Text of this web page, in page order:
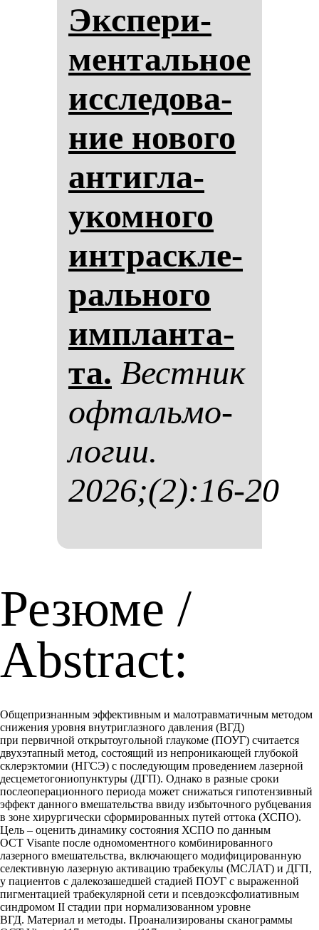
Эк­спе­ри­
мен­таль­ное
ис­сле­до­ва­
ние но­во­го
ан­тиг­ла­
уком­но­го
ин­траскле­
раль­но­го
им­план­та­
та. Вес­тник
оф­таль­мо­
ло­гии.
2026;(2):16-20
Резюме /
Abstract:
Общепризнанным эффективным и малотравматичным методом
снижения уровня внутриглазного давления (ВГД)
при первичной открытоугольной глаукоме (ПОУГ) считается
двухэтапный метод, состоящий из непроникающей глубокой
склерэктомии (НГСЭ) с последующим проведением лазерной
десцеметогониопунктуры (ДГП). Однако в разные сроки
послеоперационного периода может снижаться гипотензивный
эффект данного вмешательства ввиду избыточного рубцевания
в зоне хирургически сформированных путей оттока (ХСПО).
Цель – оценить динамику состояния ХСПО по данным
ОСТ Visante после одномоментного комбинированного
лазерного вмешательства, включающего модифицированную
селективную лазерную активацию трабекулы (МСЛАТ) и ДГП,
у пациентов с далекозашедшей стадией ПОУГ с выраженной
пигментацией трабекулярной сети и псевдоэксфолиативным
синдромом II стадии при нормализованном уровне
ВГД. Материал и методы. Проанализированы сканограммы